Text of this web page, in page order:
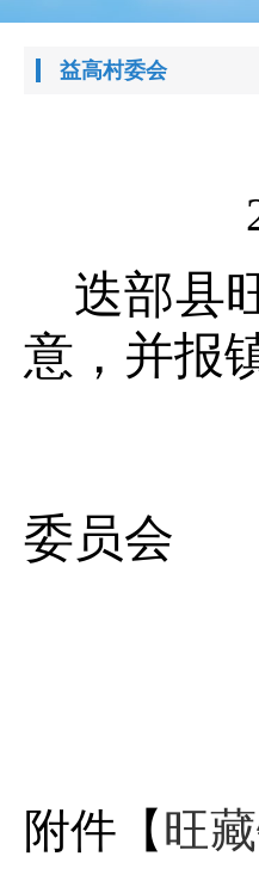
益高村委会
迭部县
意，并报
委员会
附件【 旺